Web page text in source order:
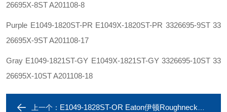
26695X-8ST A201108-8
Purple E1049-1820ST-PR E1049X-1820ST-PR 3326695-9ST 33
26695X-9ST A201108-17
Gray E1049-1821ST-GY E1049X-1821ST-GY 3326695-10ST 33
26695X-10ST A201108-18
上一个： E1049-1828ST-OR Eaton伊顿Roughneck连接器E1049-1827ST-R 1135A